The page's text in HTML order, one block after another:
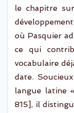
le chapitre
où Pasquier
ce qui
vocabulaire
date.
langue latine
815], il